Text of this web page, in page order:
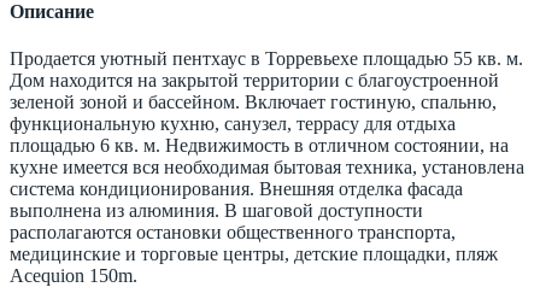
Описание
Продается уютный пентхаус в Торревьехе площадью 55 кв. м.
Дом находится на закрытой территории с благоустроенной
зеленой зоной и бассейном. Включает гостиную, спальню,
функциональную кухню, санузел, террасу для отдыха
площадью 6 кв. м. Недвижимость в отличном состоянии, на
кухне имеется вся необходимая бытовая техника, установлена
система кондиционирования. Внешняя отделка фасада
выполнена из алюминия. В шаговой доступности
располагаются остановки общественного транспорта,
медицинские и торговые центры, детские площадки, пляж
Acequion 150m.